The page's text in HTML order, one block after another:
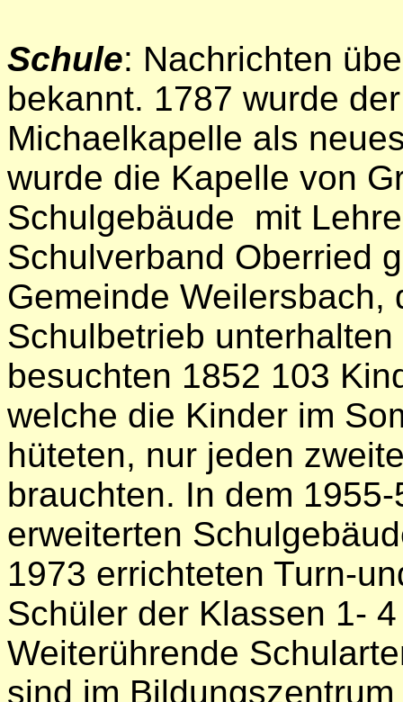
Schule: Nachrichten
bekannt. 1787 wurde
Michaelkapelle als
wurde die Kapelle von
Schulgebäude mit
Schulverband Oberried
Gemeinde
Schulbetrieb
besuchten 1852 103
welche die Kinder im
hüteten, nur jeden
brauchten. In dem
erweiterten
1973 errichteten Turn-
Schüler der Klassen 1-
Weiterührende
sind im